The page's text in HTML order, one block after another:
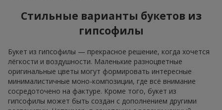
Стильные варианты букетов из
гипсофилы
Букет из гипсофилы — прекрасное решение, когда хочется
лёгкости и воздушности. Маленькие разноцветные
оригинальные цветы могут формировать интересные
минималистичные моно-композиции, где всё внимание
сосредоточено на фактуре. Кроме того, букет из
гипсофилы может быть создан с дополнением другими